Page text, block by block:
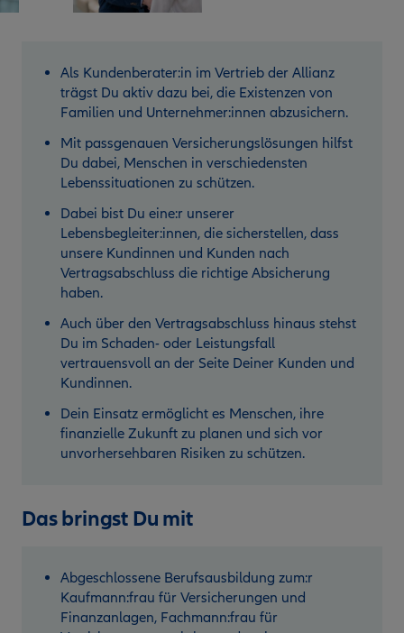
Als Kundenberater:in im Vertrieb der Allianz
trägst Du aktiv dazu bei, die Existenzen von
Familien und Unternehmer:innen abzusichern.
Mit passgenauen Versicherungslösungen hilfst
Du dabei, Menschen in verschiedensten
Lebenssituationen zu schützen.
Dabei bist Du eine:r unserer
Lebensbegleiter:innen, die sicherstellen, dass
unsere Kundinnen und Kunden nach
Vertragsabschluss die richtige Absicherung
haben.
Auch über den Vertragsabschluss hinaus stehst
Du im Schaden- oder Leistungsfall
vertrauensvoll an der Seite Deiner Kunden und
Kundinnen.
Dein Einsatz ermöglicht es Menschen, ihre
finanzielle Zukunft zu planen und sich vor
unvorhersehbaren Risiken zu schützen.
Das bringst Du mit
Abgeschlossene Berufsausbildung zum:r
Kaufmann:frau für Versicherungen und
Finanzanlagen, Fachmann:frau für